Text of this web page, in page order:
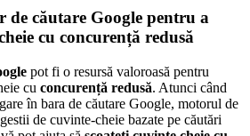
de căutare Google pentru a
cu concurență redusă
pot fi o resursă valoroasă pentru
cu concurență redusă. Atunci când
în bara de căutare Google, motorul de
de cuvinte-cheie bazate pe căutări